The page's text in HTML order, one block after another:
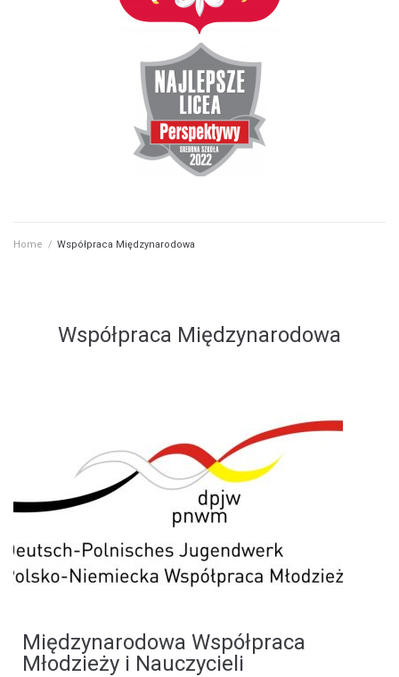
Home / Współpraca Międzynarodowa
Współpraca Międzynarodowa
Międzynarodowa Współpraca
Młodzieży i Nauczycieli